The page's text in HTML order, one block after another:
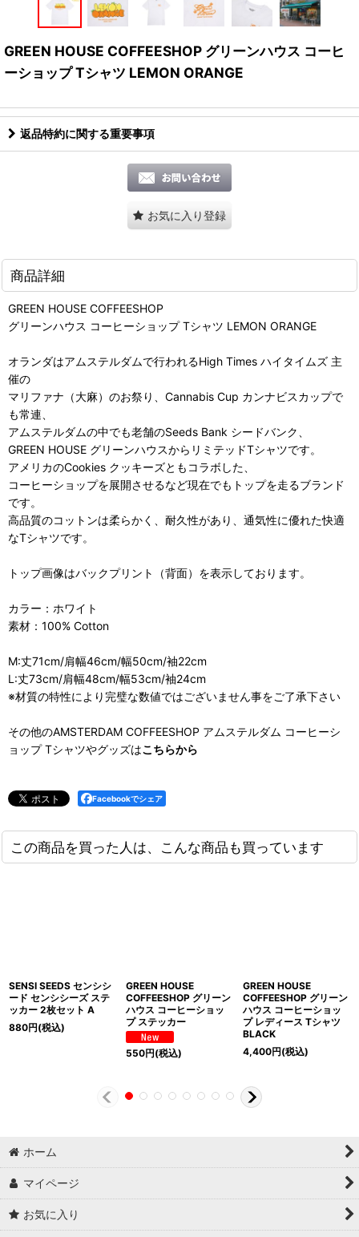
GREEN HOUSE COFFEESHOP グリーンハウス コーヒ
ーショップ Tシャツ LEMON ORANGE
返品特約に関する重要事項
お気に入り登録
商品詳細
GREEN HOUSE COFFEESHOP
グリーンハウス コーヒーショップ Tシャツ LEMON ORANGE
オランダはアムステルダムで行われるHigh Times ハイタイムズ 主
催の
マリファナ（大麻）のお祭り、Cannabis Cup カンナビスカップで
も常連、
アムステルダムの中でも老舗のSeeds Bank シードバンク、
GREEN HOUSE グリーンハウスからリミテッドTシャツです。
アメリカのCookies クッキーズともコラボした、
コーヒーショップを展開させるなど現在でもトップを走るブランド
です。
高品質のコットンは柔らかく、耐久性があり、通気性に優れた快適
なTシャツです。
トップ画像はバックプリント（背面）を表示しております。
カラー：ホワイト
素材：100% Cotton
M:丈71cm/肩幅46cm/幅50cm/袖22cm
L:丈73cm/肩幅48cm/幅53cm/袖24cm
※材質の特性により完璧な数値ではございません事をご了承下さい
その他のAMSTERDAM COFFEESHOP アムステルダム コーヒーシ
ョップ Tシャツやグッズはこちらから
Facebookでシェア
この商品を買った人は、こんな商品も買っています
SENSI SEEDS センシシ
ード センシシーズ ステ
ッカー 2枚セット A
880円(税込)
GREEN HOUSE
COFFEESHOP グリーン
ハウス コーヒーショッ
プ ステッカー
550円(税込)
GREEN HOUSE
COFFEESHOP グリーン
ハウス コーヒーショッ
プ レディース Tシャツ
BLACK
4,400円(税込)
ホーム
マイページ
お気に入り